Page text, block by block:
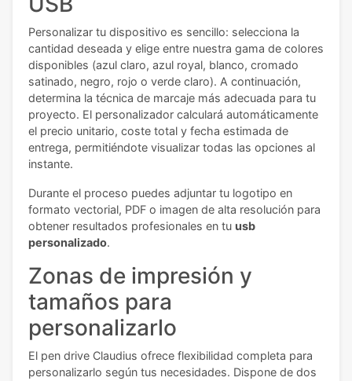
Personalizar tu dispositivo es sencillo: selecciona la
cantidad deseada y elige entre nuestra gama de colores
disponibles (azul claro, azul royal, blanco, cromado
satinado, negro, rojo o verde claro). A continuación,
determina la técnica de marcaje más adecuada para tu
proyecto. El personalizador calculará automáticamente
el precio unitario, coste total y fecha estimada de
entrega, permitiéndote visualizar todas las opciones al
instante.
Durante el proceso puedes adjuntar tu logotipo en
formato vectorial, PDF o imagen de alta resolución para
obtener resultados profesionales en tu usb
personalizado.
Zonas de impresión y
tamaños para
personalizarlo
El pen drive Claudius ofrece flexibilidad completa para
personalizarlo según tus necesidades. Dispone de dos